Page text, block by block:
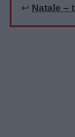
↩️ Natale –